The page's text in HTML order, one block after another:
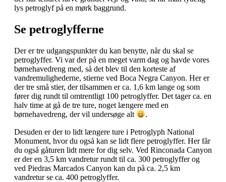
lys petroglyf på en mørk baggrund.
Se petroglyfferne
Der er tre udgangspunkter du kan benytte, når du skal se
petroglyffer. Vi var der på en meget varm dag og havde vores
børnehavedreng med, så det blev til den korteste af
vandremulighederne, stierne ved Boca Negra Canyon. Her er
der tre små stier, der tilsammen er ca. 1,6 km lange og som
fører dig rundt til omtrentligt 100 petroglyffer. Det tager ca. en
halv time at gå de tre ture, noget længere med en
børnehavedreng, der vil undersøge alt
.
Desuden er der to lidt længere ture i Petroglyph National
Monument, hvor du også kan se lidt flere petroglyffer. Her får
du også gåturen lidt mere for dig selv. Ved Rinconada Canyon
er der en 3,5 km vandretur rundt til ca. 300 petroglyffer og
ved Piedras Marcados Canyon kan du på ca. 2,5 km
vandretur se ca. 400 petroglyffer.